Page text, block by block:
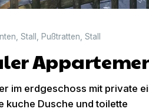
Stall Pußtratten Stall
im erdgeschoss mit private
kuche Dusche und toilette